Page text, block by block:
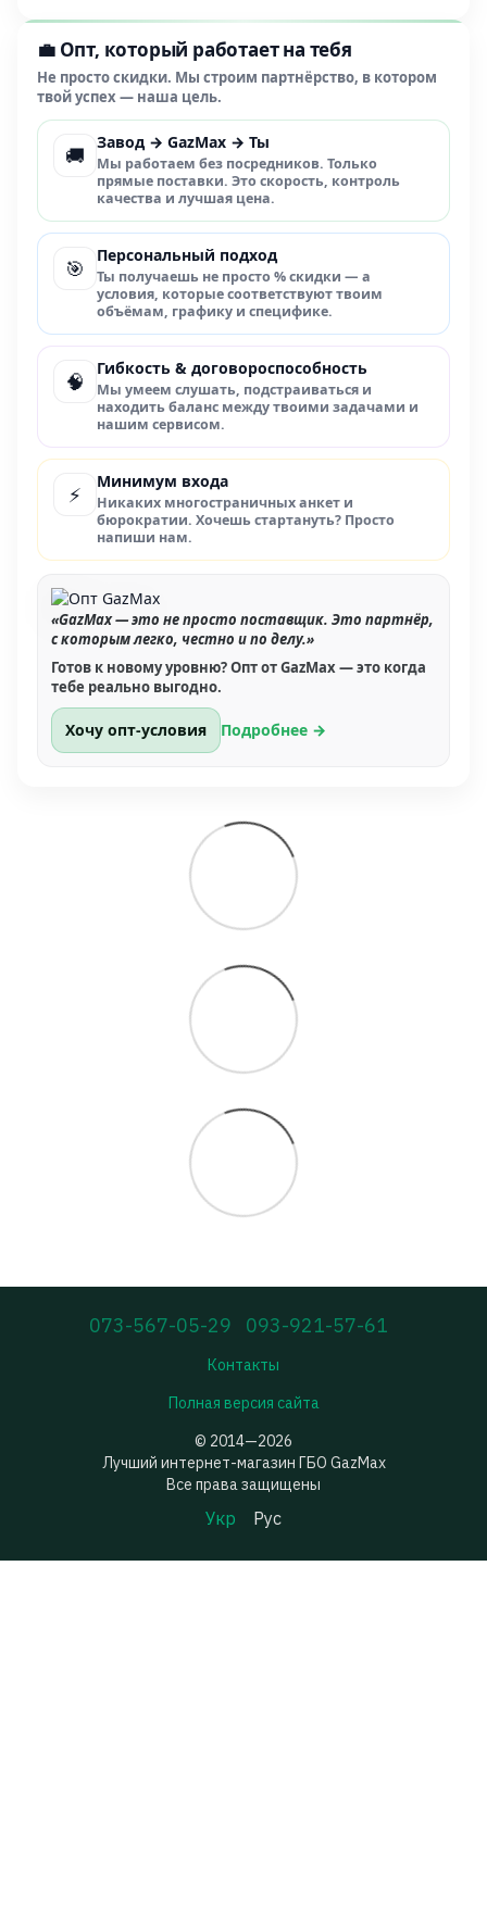
💼 Опт, который работает на тебя
Не просто скидки. Мы строим партнёрство, в котором
твой успех — наша цель.
🚚
Завод → GazMax → Ты
Мы работаем без посредников. Только
прямые поставки. Это скорость, контроль
качества и лучшая цена.
🎯
Персональный подход
Ты получаешь не просто % скидки — а
условия, которые соответствуют твоим
объёмам, графику и специфике.
🧠
Гибкость & договороспособность
Мы умеем слушать, подстраиваться и
находить баланс между твоими задачами и
нашим сервисом.
⚡
Минимум входа
Никаких многостраничных анкет и
бюрократии. Хочешь стартануть? Просто
напиши нам.
«GazMax — это не просто поставщик. Это партнёр,
с которым легко, честно и по делу.»
Готов к новому уровню? Опт от GazMax — это когда
тебе реально выгодно.
Хочу опт-условия Подробнее →
073-567-05-29 093-921-57-61
Контакты
Полная версия сайта
© 2014—2026
Лучший интернет-магазин ГБО GazMax
Все права защищены
Укр Рус